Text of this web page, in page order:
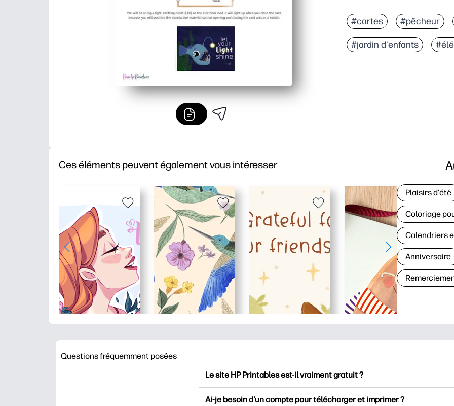
Imprimez et
Les enfants
Parfait pour la maison
#cartes #pêcheur
#jardin d'enfants
Ces éléments peuvent également vous intéresser
Plaisirs d'été
Coloriage
Calendriers
Anniversaire
Questions fréquemment posées
Le site HP Printables est-il vraiment gratuit ?
Ai-je besoin d'un compte pour télécharger et imprimer ?